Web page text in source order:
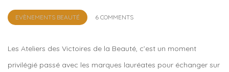
EVÈNEMENTS BEAUTÉ
by
6 COMMENTS
Les Ateliers des Victoires de la Beauté, c’est un moment
privilégié passé avec les marques lauréates pour échanger sur